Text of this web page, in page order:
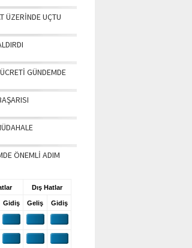
ÜZERİNDE UÇTU
GÜNDEMDE
ÖNEMLİ ADIM
Dış Hatlar
Gidiş Geliş Gidiş